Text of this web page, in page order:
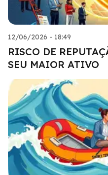
12/06/2026 - 18:49
RISCO DE
SEU MAIOR ATIVO